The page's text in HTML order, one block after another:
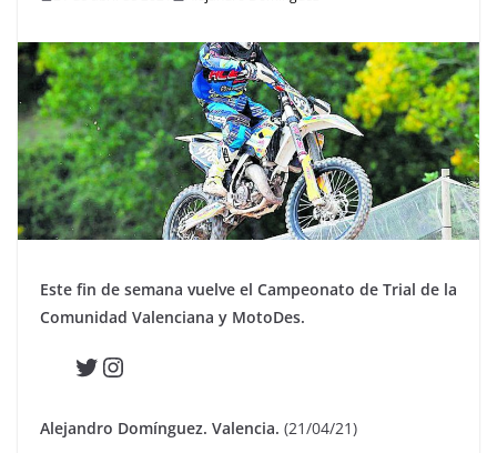
Este fin de semana vuelve el Campeonato de Trial de la
Comunidad Valenciana y MotoDes.
Twitter
Instagram
Alejandro Domínguez. Valencia. (21/04/21)